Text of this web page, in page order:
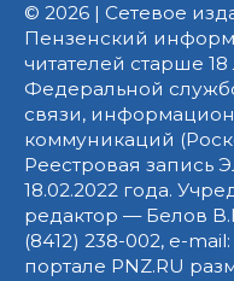
© 2026 | Сетевое
Пензенский
читателей старше
Федеральной
связи,
коммуникаций
Реестровая запись
18.02.2022 года.
редактор — Белов
(8412) 238-002, e-
портале PNZ.RU